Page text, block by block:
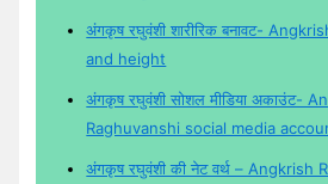
अंगकृष रघुवंशी शारीरिक बनावट-
and height
अंगकृष रघुवंशी सोशल मीडिया अकाउंट-
Raghuvanshi social media
अंगकृष रघुवंशी की नेट वर्थ – Angkrish